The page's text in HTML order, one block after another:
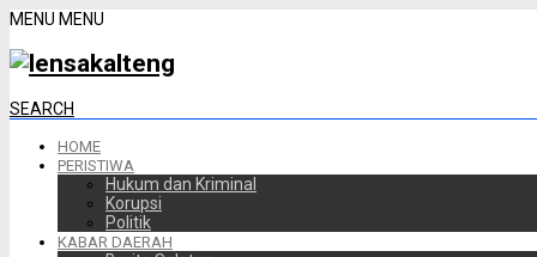
MENU MENU
SEARCH
HOME
PERISTIWA
Hukum dan Kriminal
Korupsi
Politik
KABAR DAERAH